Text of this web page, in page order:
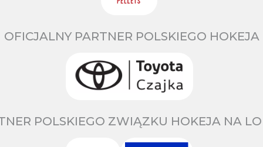
OFICJALNY PARTNER POLSKIEGO HOKEJA
POLSKIEGO ZWIĄZKU HOKEJA NA